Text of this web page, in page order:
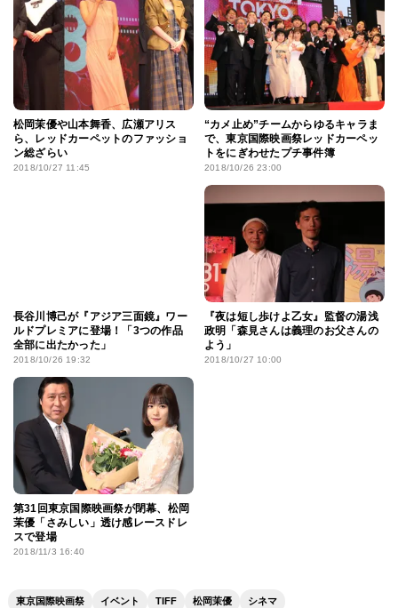
松岡茉優や山本舞香、広瀬アリス
ら、レッドカーペットのファッショ
ン総ざらい
2018/10/27 11:45
“カメ止め”チームからゆるキャラま
で、東京国際映画祭レッドカーペッ
トをにぎわせたプチ事件簿
2018/10/26 23:00
長谷川博己が『アジア三面鏡』ワー
ルドプレミアに登場！「3つの作品
全部に出たかった」
2018/10/26 19:32
『夜は短し歩けよ乙女』監督の湯浅
政明「森見さんは義理のお父さんの
よう」
2018/10/27 10:00
第31回東京国際映画祭が閉幕、松岡
茉優「さみしい」透け感レースドレ
スで登場
2018/11/3 16:40
東京国際映画祭 イベント TIFF 松岡茉優 シネマ